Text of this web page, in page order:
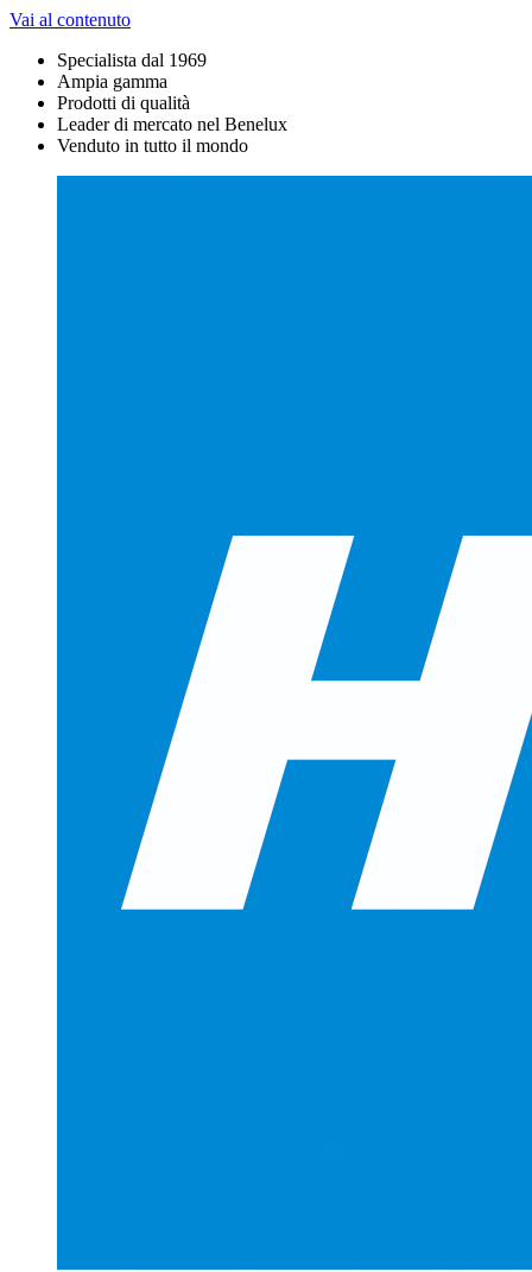
Vai al contenuto
Specialista dal 1969
Ampia gamma
Prodotti di qualità
Leader di mercato nel Benelux
Venduto in tutto il mondo